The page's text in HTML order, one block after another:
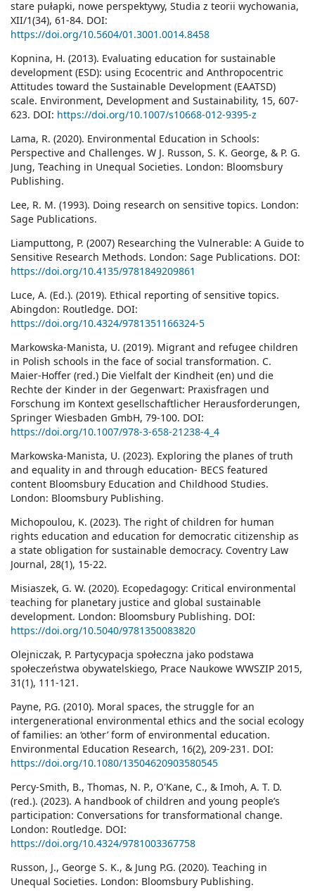
stare pułapki, nowe perspektywy, Studia z teorii wychowania,
XII/1(34), 61-84. DOI:
https://doi.org/10.5604/01.3001.0014.8458
Kopnina, H. (2013). Evaluating education for sustainable
development (ESD): using Ecocentric and Anthropocentric
Attitudes toward the Sustainable Development (EAATSD)
scale. Environment, Development and Sustainability, 15, 607-
623. DOI: https://doi.org/10.1007/s10668-012-9395-z
Lama, R. (2020). Environmental Education in Schools:
Perspective and Challenges. W J. Russon, S. K. George, & P. G.
Jung, Teaching in Unequal Societies. London: Bloomsbury
Publishing.
Lee, R. M. (1993). Doing research on sensitive topics. London:
Sage Publications.
Liamputtong, P. (2007) Researching the Vulnerable: A Guide to
Sensitive Research Methods. London: Sage Publications. DOI:
https://doi.org/10.4135/9781849209861
Luce, A. (Ed.). (2019). Ethical reporting of sensitive topics.
Abingdon: Routledge. DOI:
https://doi.org/10.4324/9781351166324-5
Markowska-Manista, U. (2019). Migrant and refugee children
in Polish schools in the face of social transformation. C.
Maier-Hoffer (red.) Die Vielfalt der Kindheit (en) und die
Rechte der Kinder in der Gegenwart: Praxisfragen und
Forschung im Kontext gesellschaftlicher Herausforderungen,
Springer Wiesbaden GmbH, 79-100. DOI:
https://doi.org/10.1007/978-3-658-21238-4_4
Markowska-Manista, U. (2023). Exploring the planes of truth
and equality in and through education- BECS featured
content Bloomsbury Education and Childhood Studies.
London: Bloomsbury Publishing.
Michopoulou, K. (2023). The right of children for human
rights education and education for democratic citizenship as
a state obligation for sustainable democracy. Coventry Law
Journal, 28(1), 15-22.
Misiaszek, G. W. (2020). Ecopedagogy: Critical environmental
teaching for planetary justice and global sustainable
development. London: Bloomsbury Publishing. DOI:
https://doi.org/10.5040/9781350083820
Olejniczak, P. Partycypacja społeczna jako podstawa
społeczeństwa obywatelskiego, Prace Naukowe WWSZIP 2015,
31(1), 111-121.
Payne, P.G. (2010). Moral spaces, the struggle for an
intergenerational environmental ethics and the social ecology
of families: an ‘other’ form of environmental education.
Environmental Education Research, 16(2), 209-231. DOI:
https://doi.org/10.1080/13504620903580545
Percy-Smith, B., Thomas, N. P., O'Kane, C., & Imoh, A. T. D.
(red.). (2023). A handbook of children and young people’s
participation: Conversations for transformational change.
London: Routledge. DOI:
https://doi.org/10.4324/9781003367758
Russon, J., George S. K., & Jung P.G. (2020). Teaching in
Unequal Societies. London: Bloomsbury Publishing.